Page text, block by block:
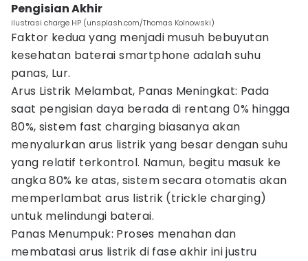
Pengisian Akhir
ilustrasi charge HP (unsplash.com/Thomas Kolnowski)
Faktor kedua yang menjadi musuh bebuyutan
kesehatan baterai smartphone adalah suhu
panas, Lur.
Arus Listrik Melambat, Panas Meningkat: Pada
saat pengisian daya berada di rentang 0% hingga
80%, sistem fast charging biasanya akan
menyalurkan arus listrik yang besar dengan suhu
yang relatif terkontrol. Namun, begitu masuk ke
angka 80% ke atas, sistem secara otomatis akan
memperlambat arus listrik (trickle charging)
untuk melindungi baterai.
Panas Menumpuk: Proses menahan dan
membatasi arus listrik di fase akhir ini justru